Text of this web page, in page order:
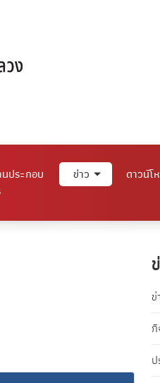
ประกอบ
ข่าว ดาวน์โ